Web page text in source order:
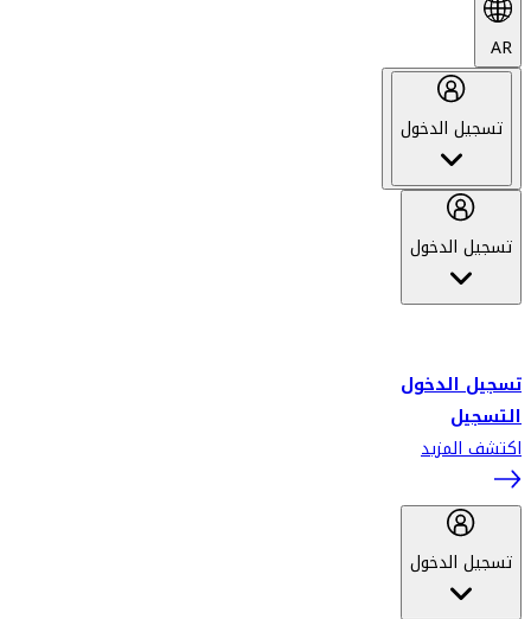
AR
تسجيل الدخول
تسجيل الدخول
تسجيل الدخول
التسجيل
اكتشف المزيد
تسجيل الدخول